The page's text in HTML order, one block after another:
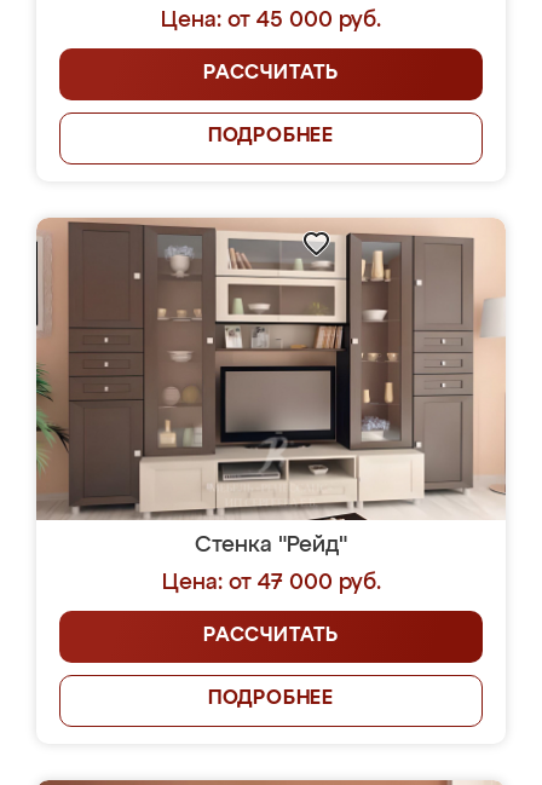
Цена: от 45 000 руб.
РАССЧИТАТЬ
ПОДРОБНЕЕ
Стенка "Рейд"
Цена: от 47 000 руб.
РАССЧИТАТЬ
ПОДРОБНЕЕ